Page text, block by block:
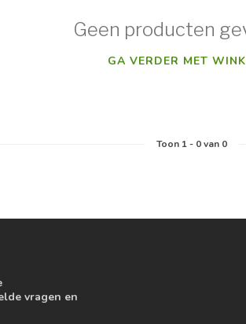
Geen producten
GA VERDER MET
Toon 1- 0van 0
vragen en